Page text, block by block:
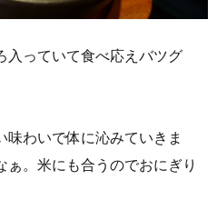
入っていて食べ応えバツグ
わいで体に沁みていきま
。米にも合うのでおにぎり